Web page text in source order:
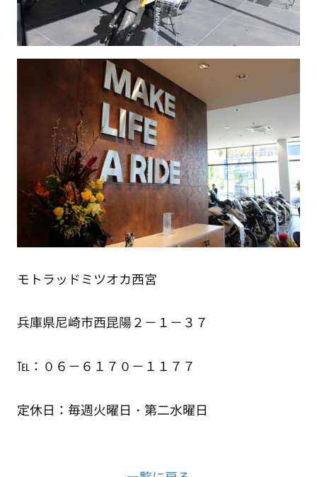
モトラッドミツオカ西宮
兵庫県尼崎市西昆陽２－１－３７
℡：０６－６１７０－１１７７
定休日：毎週火曜日・第二水曜日